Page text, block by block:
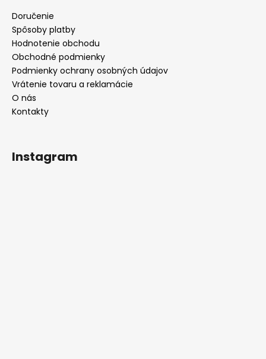
Doručenie
Spôsoby platby
Hodnotenie obchodu
Obchodné podmienky
Podmienky ochrany osobných údajov
Vrátenie tovaru a reklamácie
O nás
Kontakty
Instagram